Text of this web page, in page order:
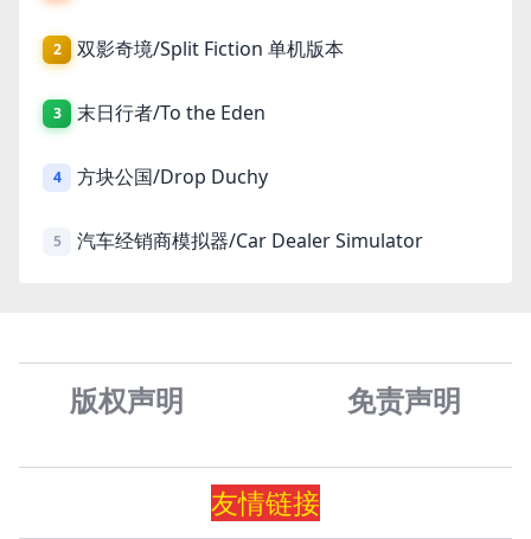
2 双影奇境/Split Fiction 单机版本
3 末日行者/To the Eden
4 方块公国/Drop Duchy
5 汽车经销商模拟器/Car Dealer Simulator
版权声明 免责声明
友情链接